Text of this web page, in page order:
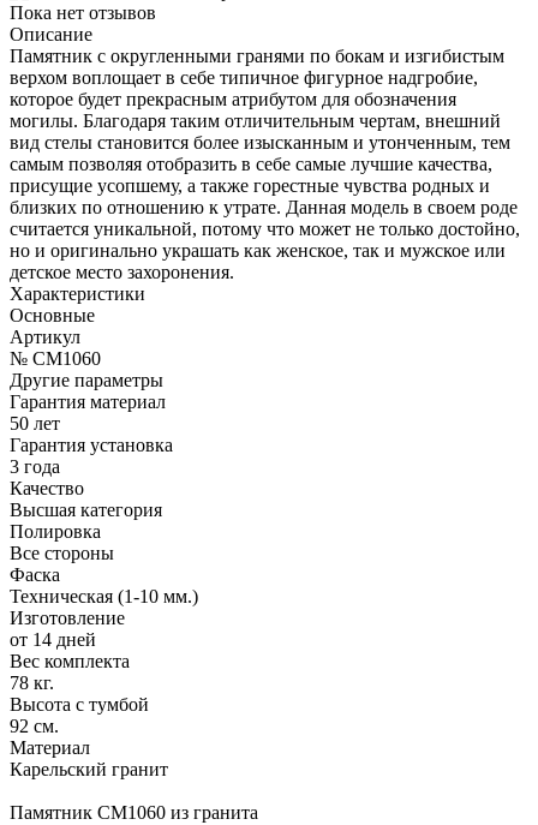
Пока нет отзывов
Описание
Памятник с округленными гранями по бокам и изгибистым
верхом воплощает в себе типичное фигурное надгробие,
которое будет прекрасным атрибутом для обозначения
могилы. Благодаря таким отличительным чертам, внешний
вид стелы становится более изысканным и утонченным, тем
самым позволяя отобразить в себе самые лучшие качества,
присущие усопшему, а также горестные чувства родных и
близких по отношению к утрате. Данная модель в своем роде
считается уникальной, потому что может не только достойно,
но и оригинально украшать как женское, так и мужское или
детское место захоронения.
Характеристики
Основные
Артикул
№ CM1060
Другие параметры
Гарантия материал
50 лет
Гарантия установка
3 года
Качество
Высшая категория
Полировка
Все стороны
Фаска
Техническая (1-10 мм.)
Изготовление
от 14 дней
Вес комплекта
78 кг.
Высота с тумбой
92 см.
Материал
Карельский гранит
Памятник CM1060 из гранита